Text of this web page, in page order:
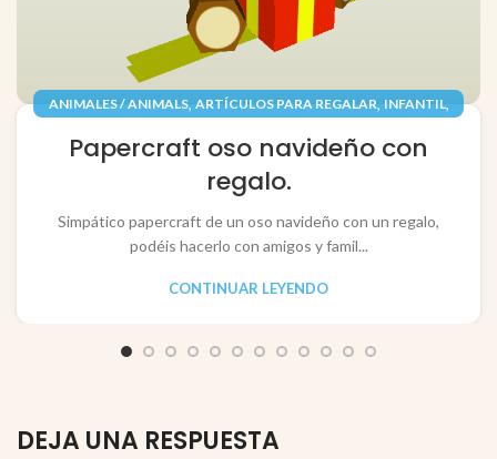
ANIMALES / ANIMALS, ARTÍCULOS PARA REGALAR, INFANTIL,
RECORTABLES PAPERCRAFT
Papercraft oso navideño con
regalo.
Simpático papercraft de un oso navideño con un regalo,
podéis hacerlo con amigos y famil...
CONTINUAR LEYENDO
DEJA UNA RESPUESTA